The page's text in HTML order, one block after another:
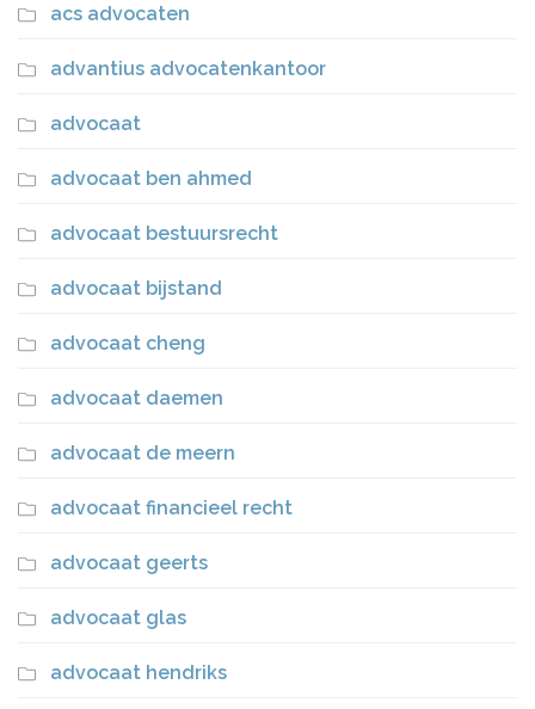
acs advocaten
advantius advocatenkantoor
advocaat
advocaat ben ahmed
advocaat bestuursrecht
advocaat bijstand
advocaat cheng
advocaat daemen
advocaat de meern
advocaat financieel recht
advocaat geerts
advocaat glas
advocaat hendriks